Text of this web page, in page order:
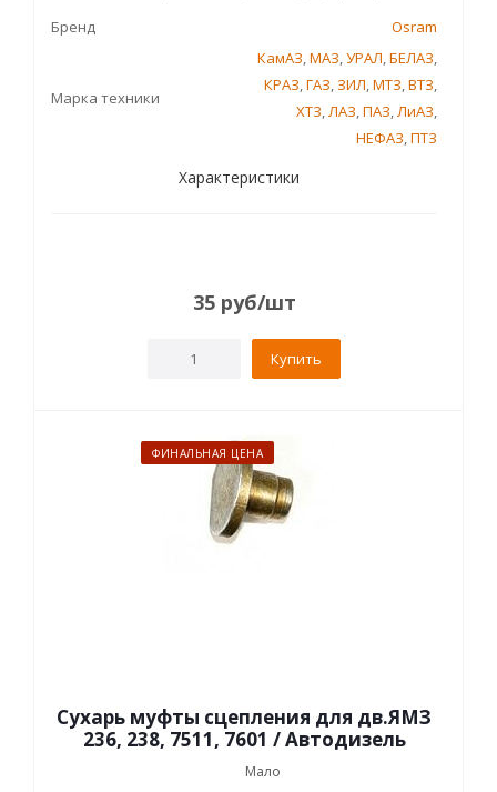
Бренд Osram
Марка техники
КамАЗ,МАЗ,УРАЛ,БЕЛАЗ,
КРАЗ,ГАЗ, ЗИЛ,МТЗ,ВТЗ,
ХТЗ,ЛАЗ,ПАЗ,ЛиАЗ,
НЕФАЗ,ПТЗ
Характеристики
35 руб/шт
Купить
ФИНАЛЬНАЯ ЦЕНА
Сухарь муфты сцепления для дв.ЯМЗ
236, 238, 7511, 7601 / Автодизель
Мало